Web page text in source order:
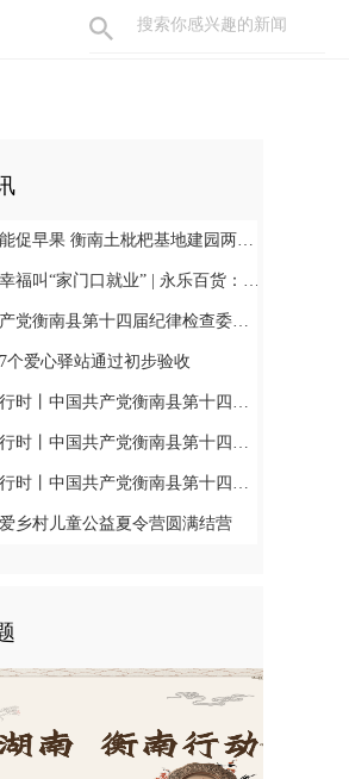
早果 衡南土枇杷基地建园两年见果助振兴
家门口就业” | 永乐百货：守护百姓三餐四季 搭建就业暖心平台
第十四届纪律检查委员会第一次全体会议召开 肖高德当选县纪委书记
个爱心驿站通过初步验收
中国共产党衡南县第十四次代表大会第三次大会召开
国共产党衡南县第十四次代表大会主席团举行第六次会议
国共产党衡南县第十四次代表大会主席团举行第五次会议
乡村儿童公益夏令营圆满结营